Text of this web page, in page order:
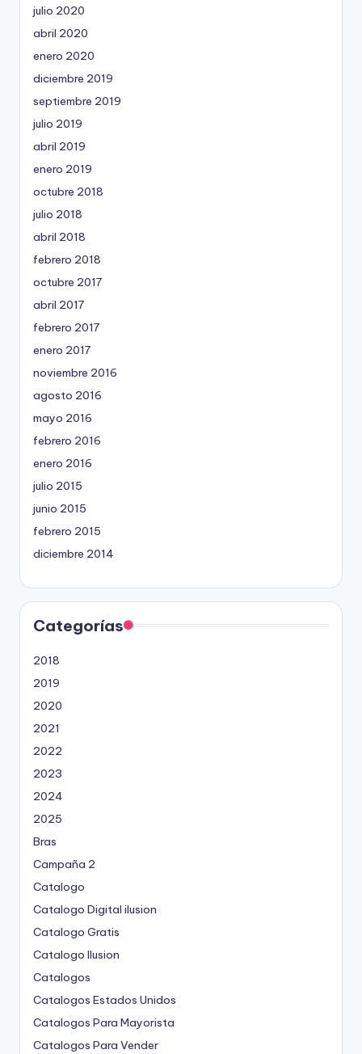
julio 2020
abril 2020
enero 2020
diciembre 2019
septiembre 2019
julio 2019
abril 2019
enero 2019
octubre 2018
julio 2018
abril 2018
febrero 2018
octubre 2017
abril 2017
febrero 2017
enero 2017
noviembre 2016
agosto 2016
mayo 2016
febrero 2016
enero 2016
julio 2015
junio 2015
febrero 2015
diciembre 2014
Categorías
2018
2019
2020
2021
2022
2023
2024
2025
Bras
Campaña 2
Catalogo
Catalogo Digital ilusion
Catalogo Gratis
Catalogo Ilusion
Catalogos
Catalogos Estados Unidos
Catalogos Para Mayorista
Catalogos Para Vender